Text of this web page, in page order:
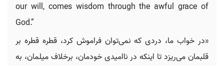
our will, comes wisdom through the awful grace of
God.”
«در خواب ما، دردی که نمی‌توان فراموش کرد، قطره قطره بر
قلبمان می‌ریزد تا اینکه در ناامیدی خودمان، برخلاف میلمان، به